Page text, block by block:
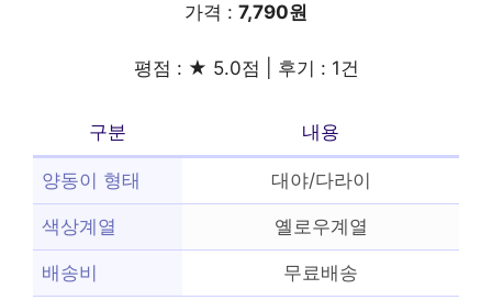
가격 : 7,790원
평점 : ★ 5.0점 | 후기 : 1건
구분 내용
양동이 형태 대야/다라이
색상계열 옐로우계열
배송비 무료배송